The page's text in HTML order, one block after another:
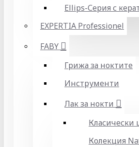
Ellips-Серия с
EXPERTIA Professionel
FABY
Грижа за ноктите
Инструменти
Лак за нокти
Класически
Колекция